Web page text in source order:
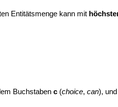
Entitätsmenge kann mit
Buchstaben c(choice, can),